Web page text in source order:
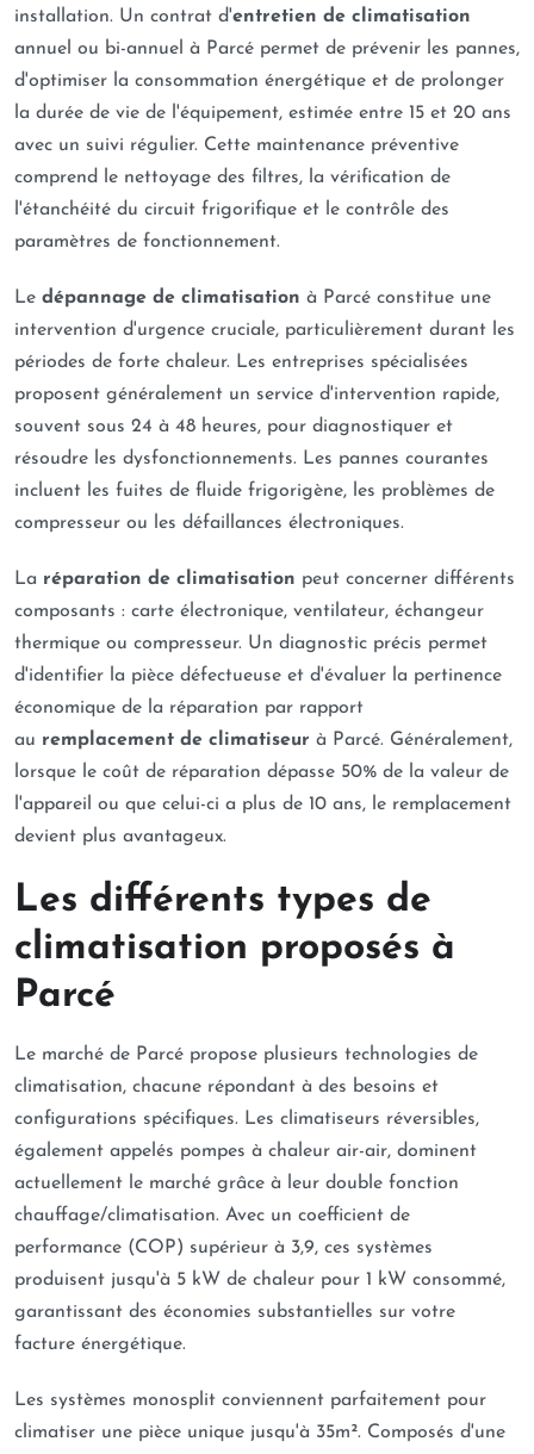
installation. Un contrat d'entretien de climatisation
annuel ou bi-annuel à Parcé permet de prévenir les pannes,
d'optimiser la consommation énergétique et de prolonger
la durée de vie de l'équipement, estimée entre 15 et 20 ans
avec un suivi régulier. Cette maintenance préventive
comprend le nettoyage des filtres, la vérification de
l'étanchéité du circuit frigorifique et le contrôle des
paramètres de fonctionnement.
Le dépannage de climatisation à Parcé constitue une
intervention d'urgence cruciale, particulièrement durant les
périodes de forte chaleur. Les entreprises spécialisées
proposent généralement un service d'intervention rapide,
souvent sous 24 à 48 heures, pour diagnostiquer et
résoudre les dysfonctionnements. Les pannes courantes
incluent les fuites de fluide frigorigène, les problèmes de
compresseur ou les défaillances électroniques.
La réparation de climatisation peut concerner différents
composants : carte électronique, ventilateur, échangeur
thermique ou compresseur. Un diagnostic précis permet
d'identifier la pièce défectueuse et d'évaluer la pertinence
économique de la réparation par rapport
au remplacement de climatiseur à Parcé. Généralement,
lorsque le coût de réparation dépasse 50% de la valeur de
l'appareil ou que celui-ci a plus de 10 ans, le remplacement
devient plus avantageux.
Les différents types de
climatisation proposés à
Parcé
Le marché de Parcé propose plusieurs technologies de
climatisation, chacune répondant à des besoins et
configurations spécifiques. Les climatiseurs réversibles,
également appelés pompes à chaleur air-air, dominent
actuellement le marché grâce à leur double fonction
chauffage/climatisation. Avec un coefficient de
performance (COP) supérieur à 3,9, ces systèmes
produisent jusqu'à 5 kW de chaleur pour 1 kW consommé,
garantissant des économies substantielles sur votre
facture énergétique.
Les systèmes monosplit conviennent parfaitement pour
climatiser une pièce unique jusqu'à 35m². Composés d'une